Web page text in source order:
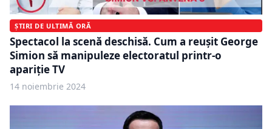
ȘTIRI DE ULTIMĂ ORĂ
Spectacol la scenă deschisă. Cum a reușit George
Simion să manipuleze electoratul printr-o
apariție TV
14 noiembrie 2024